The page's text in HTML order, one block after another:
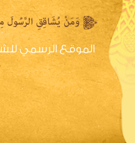
الموقع الرسمي